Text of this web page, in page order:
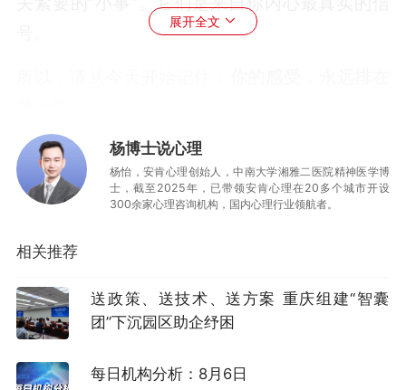
成年人最顶级的清醒，就是忠于自己的内心。不
舒服就拒绝，不开心就远离，委屈了就表达，疲
惫了就休息。不必为了迎合别人压抑自己，不必
为了顾及情面勉强自己。
当你开始重视自己的感受，内耗就会减少一半。
二、别人怎么看我，不重要。
展开全文
杨博士说心理
杨怡，安肯心理创始人，中南大学湘雅二医院精神医学博
士，截至2025年，已带领安肯心理在20多个城市开设
300余家心理咨询机构，国内心理行业领航者。
相关推荐
送政策、送技术、送方案 重庆组建“智囊
团”下沉园区助企纾困
每日机构分析：8月6日